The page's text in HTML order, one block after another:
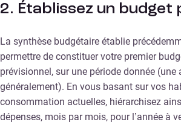
2. Établissez un budget
La synthèse budgétaire établie
permettre de constituer votre premier
prévisionnel, sur une période donnée (une
généralement). En vous basant sur vos
consommation actuelles, hiérarchisez
dépenses, mois par mois, pour l’année à